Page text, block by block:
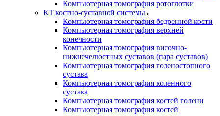
Компьютерная томография ротоглотки
КТ костно-суставной системы
Компьютерная томография бедренной кости
Компьютерная томография верхней
конечности
Компьютерная томография височно-
нижнечелюстных суставов (пара суставов)
Компьютерная томография голеностопного
сустава
Компьютерная томография коленного
сустава
Компьютерная томография костей голени
Компьютерная томография костей